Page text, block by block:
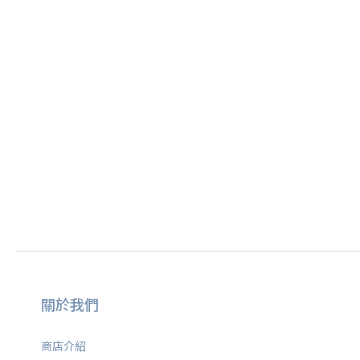
關於我們
商店介紹